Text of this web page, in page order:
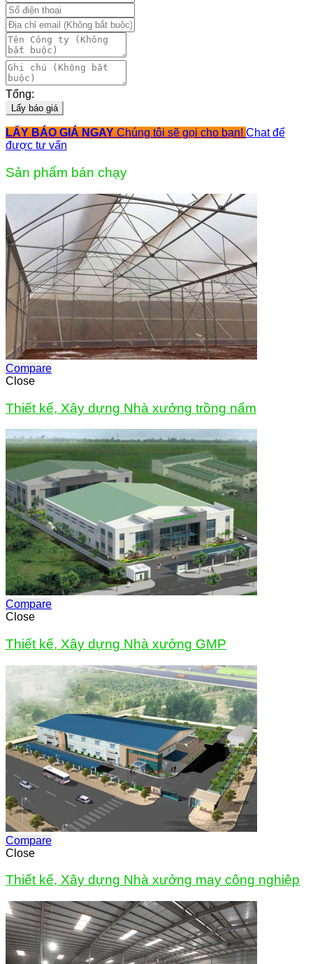
Tổng:
Lấy báo giá
LẤY BÁO GIÁ NGAY Chúng tôi sẽ gọi cho bạn! Chat để
được tư vấn
Sản phẩm bán chạy
Compare
Close
Thiết kế, Xây dựng Nhà xưởng trồng nấm
Compare
Close
Thiết kế, Xây dựng Nhà xưởng GMP
Compare
Close
Thiết kế, Xây dựng Nhà xưởng may công nghiệp